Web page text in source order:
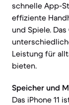
schnelle App-
effiziente
und Spiele.
Leistung für
bieten.
Speicher und
Das iPhone 11